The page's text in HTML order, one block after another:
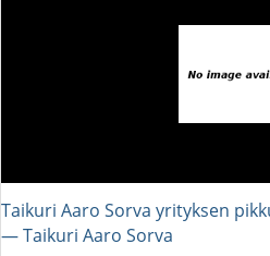
Taikuri Aaro Sorva yrityksen
― Taikuri Aaro Sorva